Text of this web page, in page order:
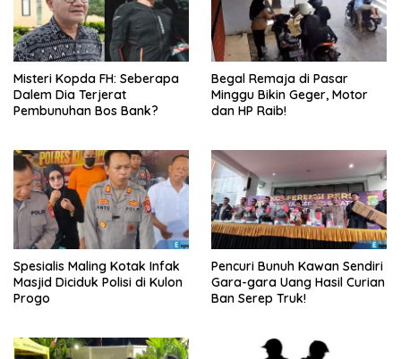
Misteri Kopda FH: Seberapa
Dalem Dia Terjerat
Pembunuhan Bos Bank?
Begal Remaja di Pasar
Minggu Bikin Geger, Motor
dan HP Raib!
Spesialis Maling Kotak Infak
Masjid Diciduk Polisi di Kulon
Progo
Pencuri Bunuh Kawan Sendiri
Gara-gara Uang Hasil Curian
Ban Serep Truk!